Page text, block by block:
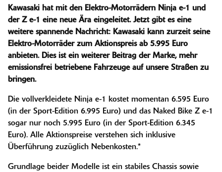
Kawasaki hat mit den Elektro-Motorrädern Ninja e-1 und
der Z e-1 eine neue Ära eingeleitet. Jetzt gibt es eine
weitere spannende Nachricht: Kawasaki kann zurzeit seine
Elektro-Motorräder zum Aktionspreis ab 5.995 Euro
anbieten. Dies ist ein weiterer Beitrag der Marke, mehr
emissionsfrei betriebene Fahrzeuge auf unsere Straßen zu
bringen.
Die vollverkleidete Ninja e-1 kostet momentan 6.595 Euro
(in der Sport-Edition 6.995 Euro) und das Naked Bike Z e-1
sogar nur noch 5.995 Euro (in der Sport-Edition 6.345
Euro). Alle Aktionspreise verstehen sich inklusive
Überführung zuzüglich Nebenkosten.*
Grundlage beider Modelle ist ein stabiles Chassis sowie